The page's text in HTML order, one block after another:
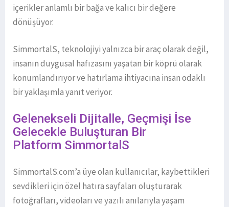
içerikler anlamlı bir bağa ve kalıcı bir değere
dönüşüyor.
SimmortalS, teknolojiyi yalnızca bir araç olarak değil,
insanın duygusal hafızasını yaşatan bir köprü olarak
konumlandırıyor ve hatırlama ihtiyacına insan odaklı
bir yaklaşımla yanıt veriyor.
Gelenekseli Dijitalle, Geçmişi İse
Gelecekle Buluşturan Bir
Platform SimmortalS
SimmortalS.com’a üye olan kullanıcılar, kaybettikleri
sevdikleri için özel hatıra sayfaları oluşturarak
fotoğrafları, videoları ve yazılı anılarıyla yaşam